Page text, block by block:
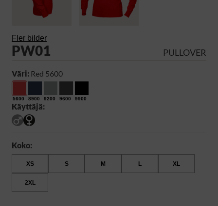
Fler bilder
PW01 PULLOVER
Väri: Red 5600
5600 8900 9200 9600 9900
Käyttäjä:
Koko:
XS S M L XL
2XL